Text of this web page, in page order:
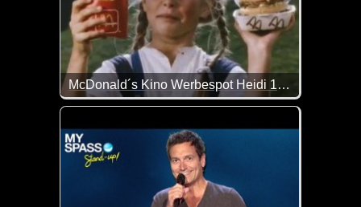
McDonald´s Kino Werbespot Heidi 1989
Na, wenn das mal kein besonderer Werbespot